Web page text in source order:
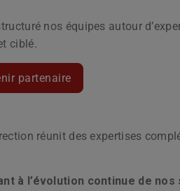
nos équipes autour
ciblé.
partenaire
réunit des expertises
à l’évolution continue de